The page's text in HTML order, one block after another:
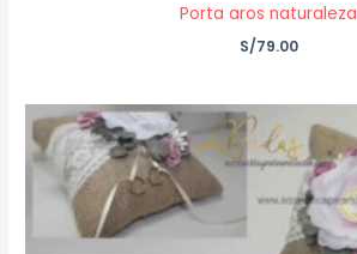
Porta aros naturaleza
S/79.00